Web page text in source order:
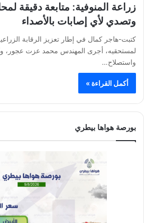
زراعة المنوفية: متابعة دقيقة
وتصدي لأي إصابات بالأصداء
كتبت-هاجر كمال في إطار تعزيز الرقابة
لمستحقيه، أجرى المهندس محمد عزت عجور،
واستصلاح…
أكمل القراءة »
بورصة هواها بيطري